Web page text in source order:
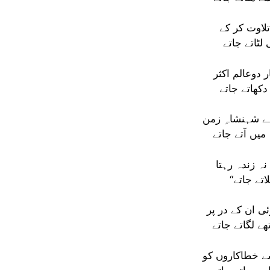
کر کے
جاتے
اکثر
جاتے
شہنشاہِ زمن
آتے جاتے
زندہ رہتا
ان کے در پر
لگاتے جاتے
خطاکاروں کو